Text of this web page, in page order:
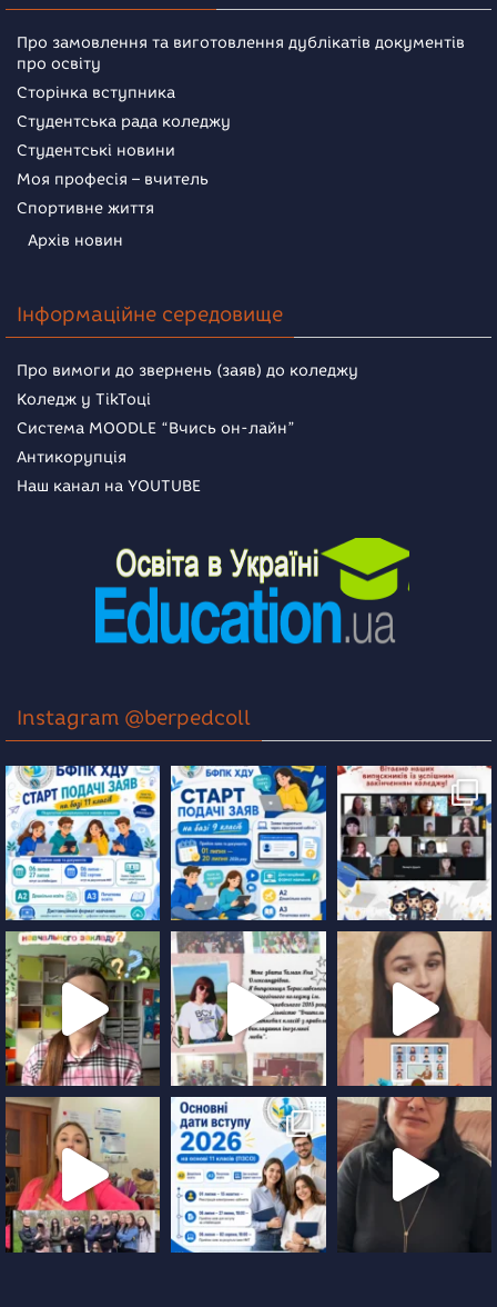
Про замовлення та виготовлення дублікатів документів
про освіту
Сторінка вступника
Студентська рада коледжу
Студентські новини
Моя професія – вчитель
Спортивне життя
Архів новин
Інформаційне середовище
Про вимоги до звернень (заяв) до коледжу
Коледж у TikToці
Система MOODLE “Вчись он-лайн”
Антикорупція
Наш канал на YOUTUBE
Instagram @berpedcoll